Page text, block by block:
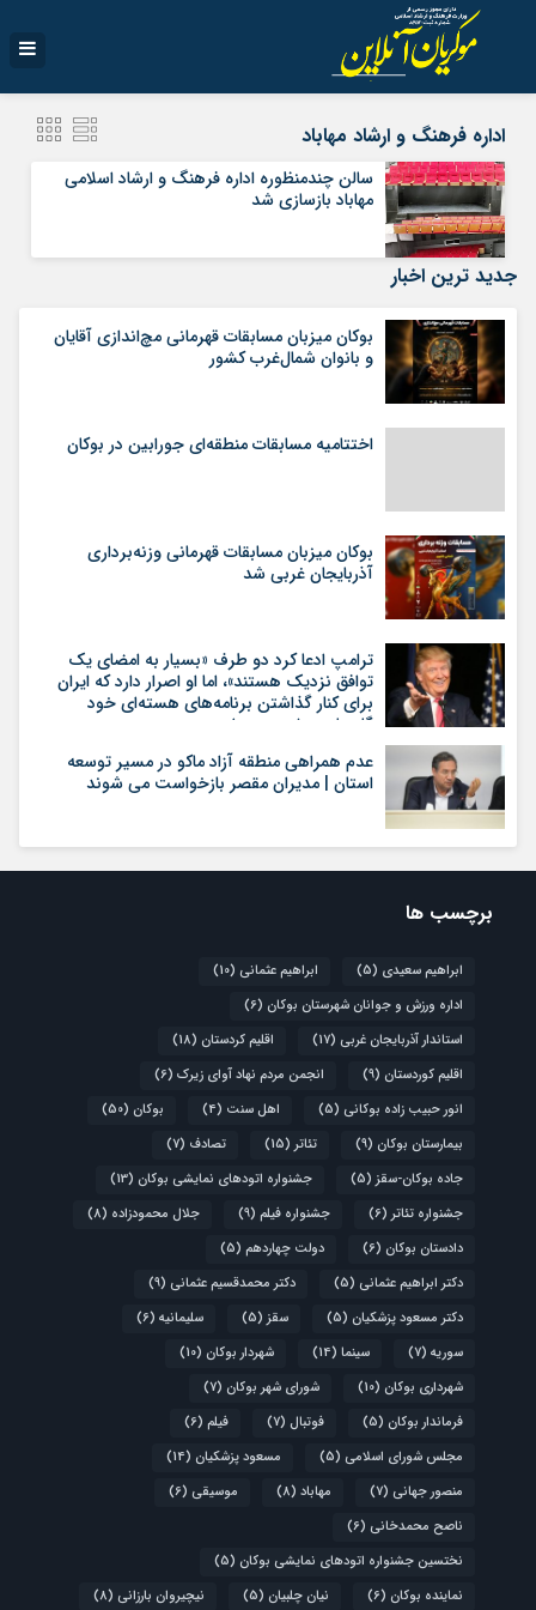
اداره فرهنگ و ارشاد مهاباد
سالن چندمنظوره اداره فرهنگ و ارشاد اسلامی
مهاباد بازسازی شد
جدید ترین اخبار
بوکان میزبان مسابقات قهرمانی مچ‌اندازی آقایان
و بانوان شمال‌غرب کشور
اختتامیه مسابقات منطقه‌ای جورابین در بوکان
بوکان میزبان مسابقات قهرمانی وزنه‌برداری
آذربایجان غربی شد
ترامپ ادعا کرد دو طرف «بسیار به امضای یک
توافق نزدیک هستند»، اما او اصرار دارد که ایران
برای کنار گذاشتن برنامه‌های هسته‌ای خود
گام‌های بیشتری بردارد
عدم همراهی منطقه آزاد ماکو در مسیر توسعه
استان | مدیران مقصر بازخواست می شوند
برچسب ها
ابراهیم سعیدی (5) ابراهیم عثمانی (10)
اداره ورزش و جوانان شهرستان بوکان (6)
استاندار آذربایجان غربی (17) اقلیم کردستان (18)
اقلیم کوردستان (9) انجمن مردم نهاد آوای زیرک (6)
انور حبیب زاده بوکانی (5) اهل سنت (4) بوکان (50)
بیمارستان بوکان (9) تئاتر (15) تصادف (7)
جاده بوکان-سقز (5) جشنواره اتودهای نمایشی بوکان (13)
جشنواره تئاتر (6) جشنواره فیلم (9) جلال محمودزاده (8)
دادستان بوکان (6) دولت چهاردهم (5)
دکتر ابراهیم عثمانی (5) دکتر محمدقسیم عثمانی (9)
دکتر مسعود پزشکیان (5) سقز (5) سلیمانیه (6)
سوریه (7) سینما (14) شهردار بوکان (10)
شهرداری بوکان (10) شورای شهر بوکان (7)
فرماندار بوکان (5) فوتبال (7) فیلم (6)
مجلس شورای اسلامی (5) مسعود پزشکیان (14)
منصور جهانی (7) مهاباد (8) موسیقی (6)
ناصح محمدخانی (6)
نختسین جشنواره اتودهای نمایشی بوکان (5)
نماینده بوکان (6) نیان چلبیان (5) نیچیروان بارزانی (8)